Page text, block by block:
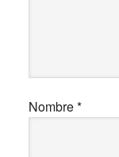
Nombre*